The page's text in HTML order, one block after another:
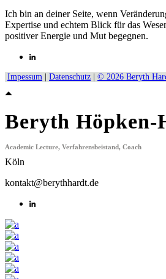
Ich bin an deiner Seite, wenn
Expertise und echtem Blick für das
positiver Energie und Mut begegnen.
Impessum Datenschutz © 2026 Beryth
Beryth Höpken-
Academic Lecture, Verfahrensbeistand, Coach
Köln
kontakt@berythhardt.de